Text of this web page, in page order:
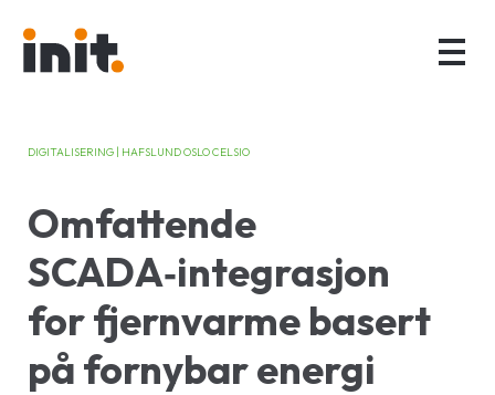
DIGITALISERING | HAFSLUND OSLO CELSIO
Omfattende
SCADA‑integrasjon
for fjernvarme basert
på fornybar energi